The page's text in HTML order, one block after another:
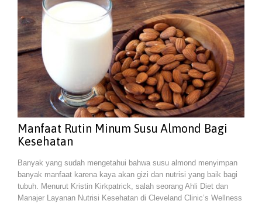
Manfaat Rutin Minum Susu Almond Bagi
Kesehatan
Banyak yang sudah mengetahui bahwa susu almond menyimpan
banyak manfaat karena kaya akan gizi dan nutrisi yang baik bagi
tubuh. Menurut Kristin Kirkpatrick, salah seorang Ahli Diet dan
Manajer Layanan Nutrisi Kesehatan di Cleveland Clinic’s Wellness